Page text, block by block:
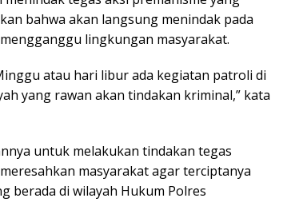
bahwa akan langsung menindak pada
lingkungan masyarakat.
atau hari libur ada kegiatan patroli di
yang rawan akan tindakan kriminal,” kata
untuk melakukan tindakan tegas
masyarakat agar terciptanya
berada di wilayah Hukum Polres